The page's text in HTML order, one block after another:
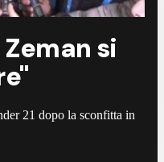
si
21 dopo la sconfitta in